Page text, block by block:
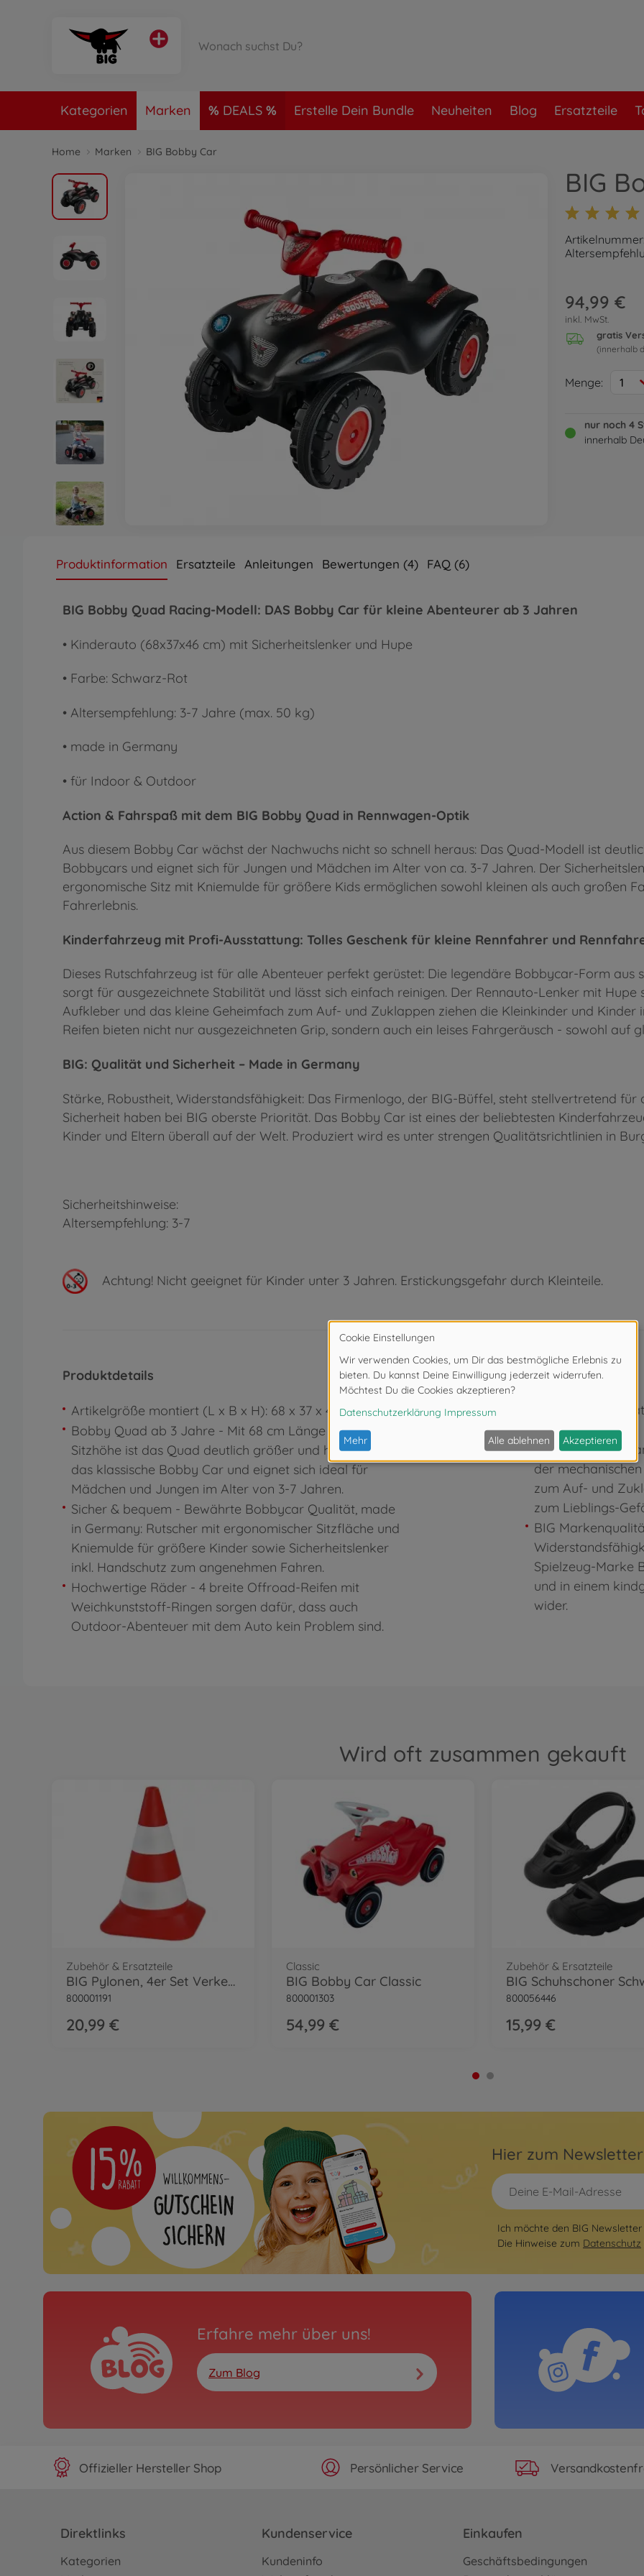
Kategorien Marken DEALS Erstelle Dein Bundle Neuheiten Blog Ersatzteile
Home Marken BIG Bobby Car
BIG
94,99 €
inkl. MwSt.
gratis
(innerhalb
Menge: 1
nur noch 4
innerhalb
Produktinformation Ersatzteile Anleitungen Bewertungen (4) FAQ (6)
BIG Bobby Quad Racing-Modell: DAS Bobby Car für kleine Abenteurer ab 3 Jahren
• Kinderauto (68x37x46 cm) mit Sicherheitslenker und Hupe
• Farbe: Schwarz-Rot
• Altersempfehlung: 3-7 Jahre (max. 50 kg)
• made in Germany
• für Indoor & Outdoor
Action & Fahrspaß mit dem BIG Bobby Quad in Rennwagen-Optik
Aus diesem Bobby Car wächst der Nachwuchs nicht so schnell heraus: Das Quad-Modell ist
Bobbycars und eignet sich für Jungen und Mädchen im Alter von ca. 3-7 Jahren. Der
ergonomische Sitz mit Kniemulde für größere Kids ermöglichen sowohl kleinen als auch großen
Fahrerlebnis.
Kinderfahrzeug mit Profi-Ausstattung: Tolles Geschenk für kleine Rennfahrer und
Dieses Rutschfahrzeug ist für alle Abenteuer perfekt gerüstet: Die legendäre Bobbycar-Form
sorgt für ausgezeichnete Stabilität und lässt sich einfach reinigen. Der Rennauto-Lenker mit Hupe
Aufkleber und das kleine Geheimfach zum Auf- und Zuklappen ziehen die Kleinkinder und
Reifen bieten nicht nur ausgezeichneten Grip, sondern auch ein leises Fahrgeräusch - sowohl auf
BIG: Qualität und Sicherheit – Made in Germany
Stärke, Robustheit, Widerstandsfähigkeit: Das Firmenlogo, der BIG-Büffel, steht stellvertretend
Sicherheit haben bei BIG oberste Priorität. Das Bobby Car ist eines der beliebtesten
Kinder und Eltern überall auf der Welt. Produziert wird es unter strengen Qualitätsrichtlinien in
Sicherheitshinweise:
Altersempfehlung: 3-7
Achtung! Nicht geeignet für Kinder unter 3 Jahren. Erstickungsgefahr durch Kleinteile.
Produktdetails
Artikelgröße montiert (L x B x H): 68 x 37 x 46 cm
Bobby Quad ab 3 Jahre - Mit 68 cm Länge und 27 cm
Sitzhöhe ist das Quad deutlich größer und höher als
das klassische Bobby Car und eignet sich ideal für
Mädchen und Jungen im Alter von 3-7 Jahren.
Sicher & bequem - Bewährte Bobbycar Qualität, made
in Germany: Rutscher mit ergonomischer Sitzfläche und
Kniemulde für größere Kinder sowie Sicherheitslenker
inkl. Handschutz zum angenehmen Fahren.
Hochwertige Räder - 4 breite Offroad-Reifen mit
Weichkunststoff-Ringen sorgen dafür, dass auch
Outdoor-Abenteuer mit dem Auto kein Problem sind.
Das Fahrzeug-
reinigen.
Coole Details -
der
zum Auf- und
zum Lieblings-
BIG
Spielzeug-Marke
und in einem
wider.
Wird oft zusammen gekauft
Zubehör & Ersatzteile
BIG Pylonen, 4er Set Verkehrshütchen
800001191
20,99 €
Classic
BIG Bobby Car Classic
800001303
54,99 €
Zubehör & Ersatzteile
BIG Schuhschoner
800056446
15,99 €
Hier zum
Ich möchte den BIG
Die Hinweise zum Datenschutz
Erfahre mehr über uns!
Zum Blog
Offizieller Hersteller Shop Persönlicher Service
Direktlinks
Kategorien
Kundenservice
Kundeninfo
Einkaufen
Geschäftsbedingungen